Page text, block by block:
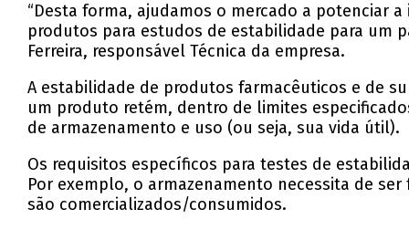
“Desta forma, ajudamos o mercado a potenciar
produtos para estudos de estabilidade para um
Ferreira, responsável Técnica da empresa.
A estabilidade de produtos farmacêuticos e de
um produto retém, dentro de limites
de armazenamento e uso (ou seja, sua vida útil).
Os requisitos específicos para testes de
Por exemplo, o armazenamento necessita de
são comercializados/consumidos.